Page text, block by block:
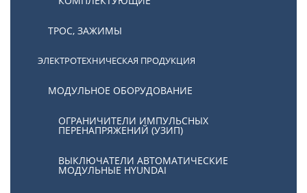
ТРОС, ЗАЖИМЫ
ЭЛЕКТРОТЕХНИЧЕСКАЯ ПРОДУКЦИЯ
МОДУЛЬНОЕ ОБОРУДОВАНИЕ
ОГРАНИЧИТЕЛИ ИМПУЛЬСНЫХ
ПЕРЕНАПРЯЖЕНИЙ (УЗИП)
ВЫКЛЮЧАТЕЛИ АВТОМАТИЧЕСКИЕ
МОДУЛЬНЫЕ HYUNDAI